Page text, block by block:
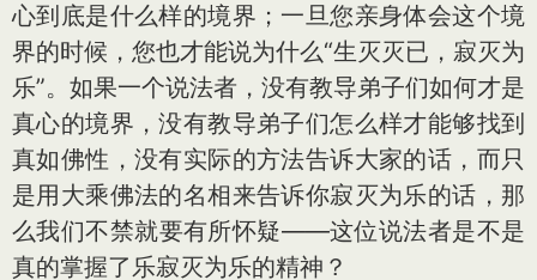
心到底是什么样的境界；一旦您亲身体会这个境
界的时候，您也才能说为什么“生灭灭已，寂灭为
乐”。如果一个说法者，没有教导弟子们如何才是
真心的境界，没有教导弟子们怎么样才能够找到
真如佛性，没有实际的方法告诉大家的话，而只
是用大乘佛法的名相来告诉你寂灭为乐的话，那
么我们不禁就要有所怀疑——这位说法者是不是
真的掌握了乐寂灭为乐的精神？